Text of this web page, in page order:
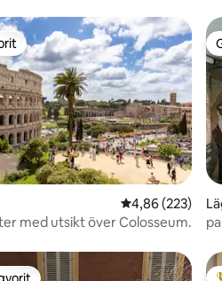
betyg, 275 omdömen4,86 av 5 i
4,86 (223)
med utsikt över Colosseum.